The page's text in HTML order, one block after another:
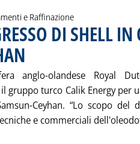
e Raffinazione
DI SHELL IN
anglo-olandese Royal
gruppo turco Calik Energy per
Ceyhan. “Lo scopo del
e commerciali